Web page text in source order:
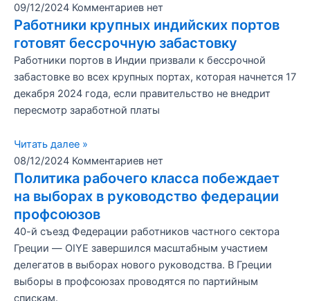
09/12/2024 Комментариев нет
Работники крупных индийских портов
готовят бессрочную забастовку
Работники портов в Индии призвали к бессрочной
забастовке во всех крупных портах, которая начнется 17
декабря 2024 года, если правительство не внедрит
пересмотр заработной платы
Читать далее »
08/12/2024 Комментариев нет
Политика рабочего класса побеждает
на выборах в руководство федерации
профсоюзов
40-й съезд Федерации работников частного сектора
Греции — OIYE завершился масштабным участием
делегатов в выборах нового руководства. В Греции
выборы в профсоюзах проводятся по партийным